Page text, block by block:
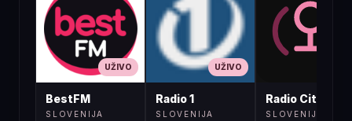
UŽIVO
BestFM
SLOVENIJA
UŽIVO
Radio 1
SLOVENIJA
Radio City
SLOVENIJA